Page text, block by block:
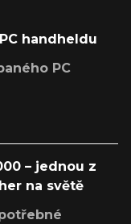
handheldu
PC
– jednou z
na světě